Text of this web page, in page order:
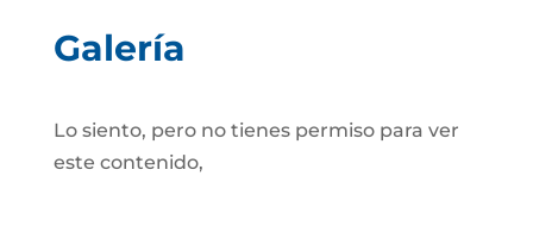
Galería
Lo siento, pero no tienes permiso para ver
este contenido,